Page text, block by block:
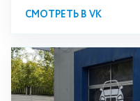
СМОТРЕТЬ В VK